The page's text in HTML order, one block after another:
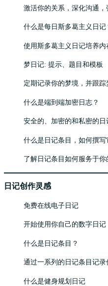
激活你的关系，深化沟通，
什么是每日斯多葛主义日记
使用斯多葛主义日记培养内
梦日记: 提示、题目和模板
定期记录你的梦境，并跟踪
什么是端到端加密日志？
安全的、加密的和私密的日
什么是日记条目，如何撰写
了解日记条目如何服务于
日记创作灵感
免费在线电子日记
开始使用你自己的数字日记
什么是日记条目？
通过一系列的日记条目记录
什么是健身规划日记